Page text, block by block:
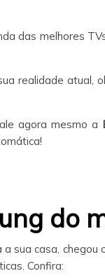
das melhores
realidade atual,
agora mesmo a
do
sua casa, chegou
Confira: